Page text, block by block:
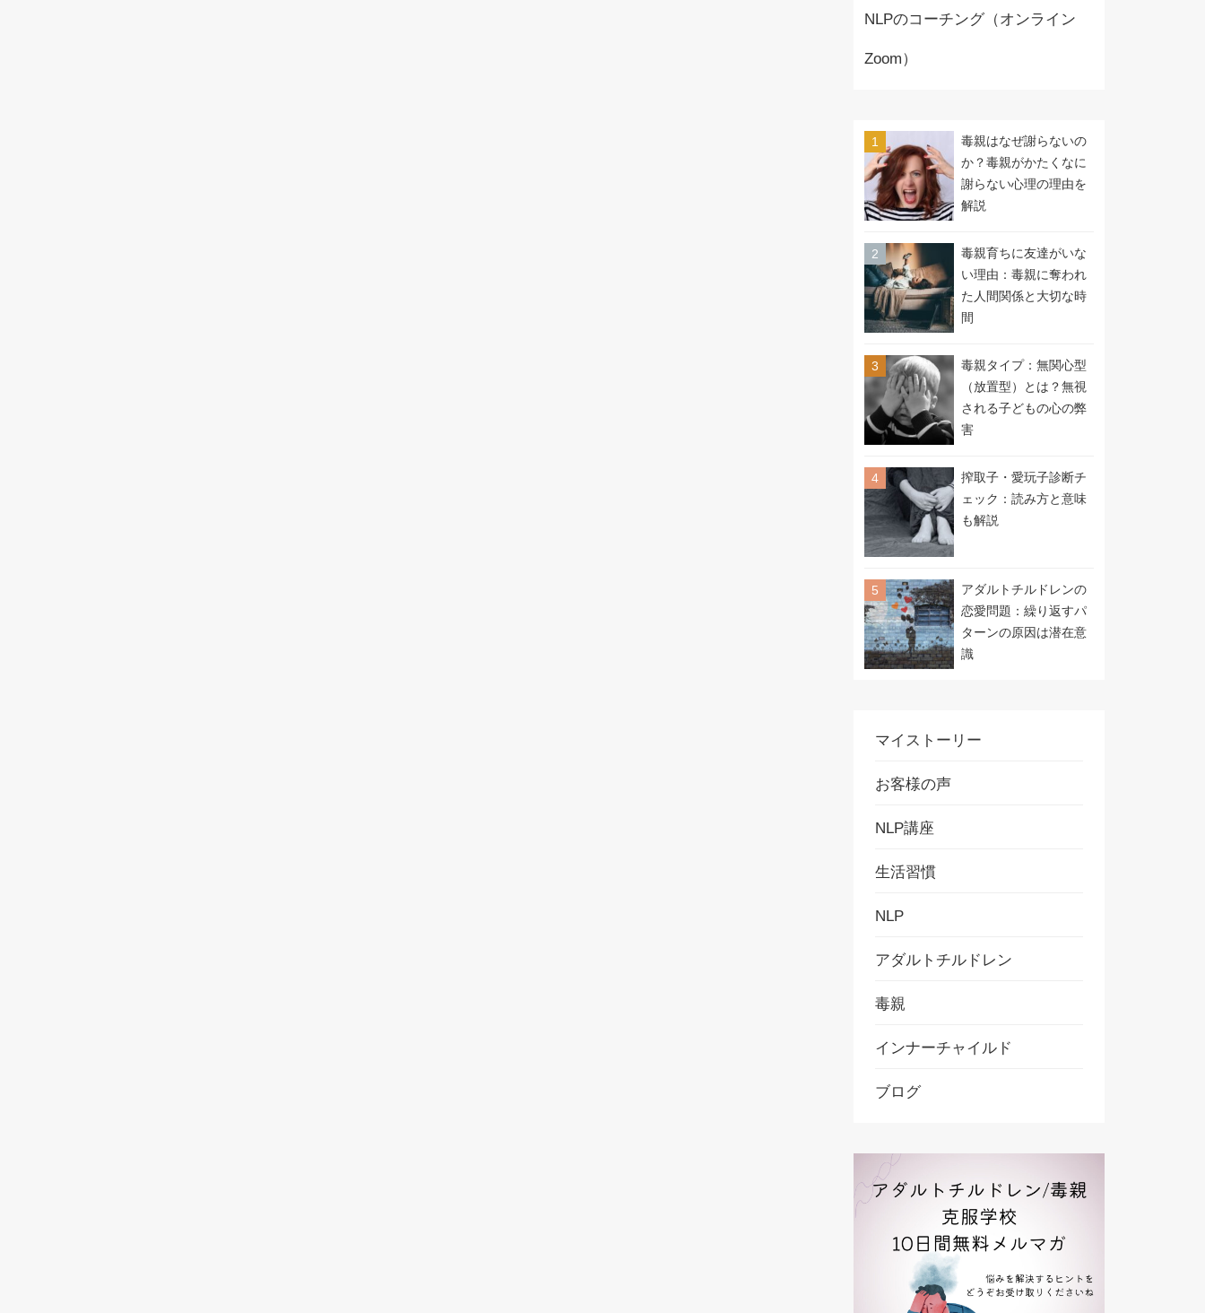
NLPのコーチング（オンライン
Zoom）
毒親はなぜ謝らないの
か？毒親がかたくなに
謝らない心理の理由を
解説
毒親育ちに友達がいな
い理由：毒親に奪われ
た人間関係と大切な時
間
毒親タイプ：無関心型
（放置型）とは？無視
される子どもの心の弊
害
搾取子・愛玩子診断チ
ェック：読み方と意味
も解説
アダルトチルドレンの
恋愛問題：繰り返すパ
ターンの原因は潜在意
識
マイストーリー
お客様の声
NLP講座
生活習慣
NLP
アダルトチルドレン
毒親
インナーチャイルド
ブログ